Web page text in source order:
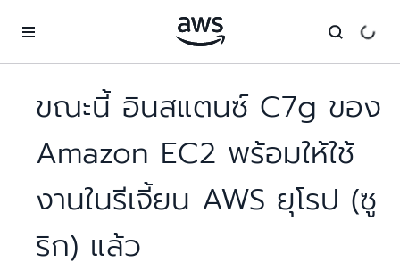
ขณะนี้ อินสแตนซ์ C7g ของ
Amazon EC2 พร้อมให้ใช้
งานในรีเจี้ยน AWS ยุโรป (ซู
ริก) แล้ว